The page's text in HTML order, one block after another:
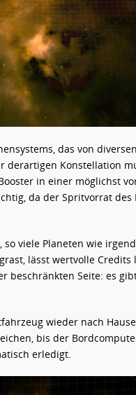
das von
derartigen Konstellation
in einer möglichst
da der Spritvorrat des
viele Planeten wie
lässt wertvolle Credits
beschränkten Seite: es
wieder nach
bis der
erledigt.